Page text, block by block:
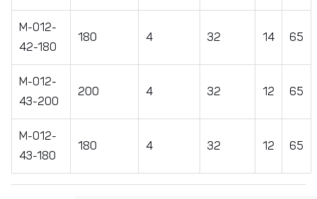
M-012-
42-180
180 4 32 14 65
М-012-
43-200
200 4 32 12 65
M-012-
43-180
180 4 32 12 65